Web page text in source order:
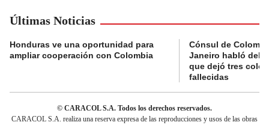
Últimas Noticias
Honduras ve una oportunidad para
ampliar cooperación con Colombia
Cónsul de
Janeiro habló del
que dejó tres
fallecidas
© CARACOL S.A. Todos los derechos reservados.
CARACOL S.A. realiza una reserva expresa de las reproducciones y usos de las obras